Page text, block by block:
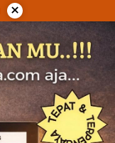
×